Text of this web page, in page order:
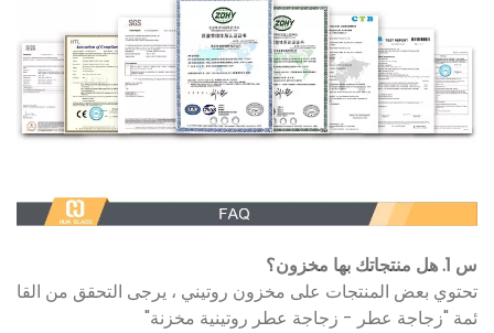
س 1. هل منتجاتك بها مخزون؟
تحتوي بعض المنتجات على مخزون روتيني ، يرجى التحقق من القا
ئمة "زجاجة عطر - زجاجة عطر روتينية مخزنة"